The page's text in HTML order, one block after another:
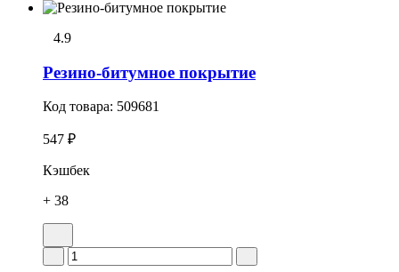
4.9
Резино-битумное покрытие
Код товара: 509681
547 ₽
Кэшбек
+ 38